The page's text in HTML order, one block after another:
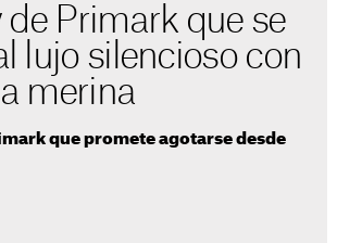
de Primark que se
lujo silencioso con
merina
que promete agotarse desde